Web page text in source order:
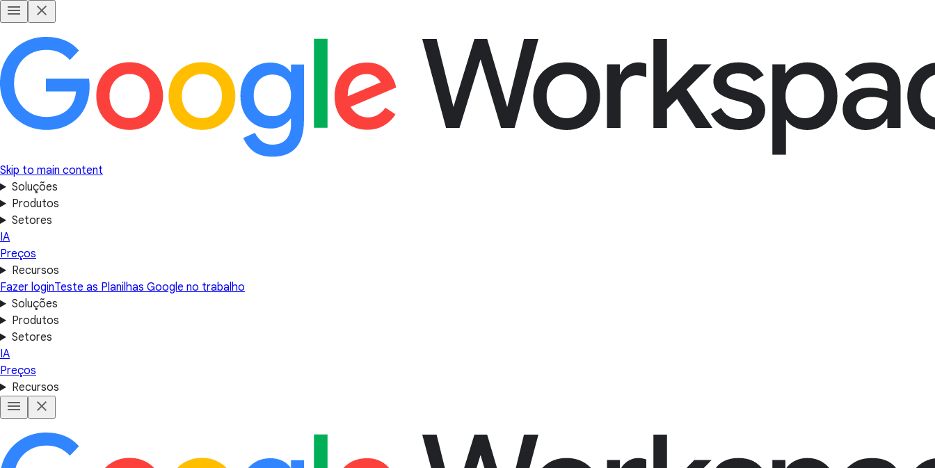
Skip to main content
Soluções
Produtos
Setores
IA
Preços
Recursos
Fazer loginTeste as Planilhas Google no trabalho
Soluções
Produtos
Setores
IA
Preços
Recursos